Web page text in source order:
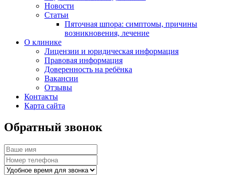
Новости
Статьи
Пяточная шпора: симптомы, причины
возникновения, лечение
О клинике
Лицензии и юридическая информация
Правовая информация
Доверенность на ребёнка
Вакансии
Отзывы
Контакты
Карта сайта
Обратный звонок